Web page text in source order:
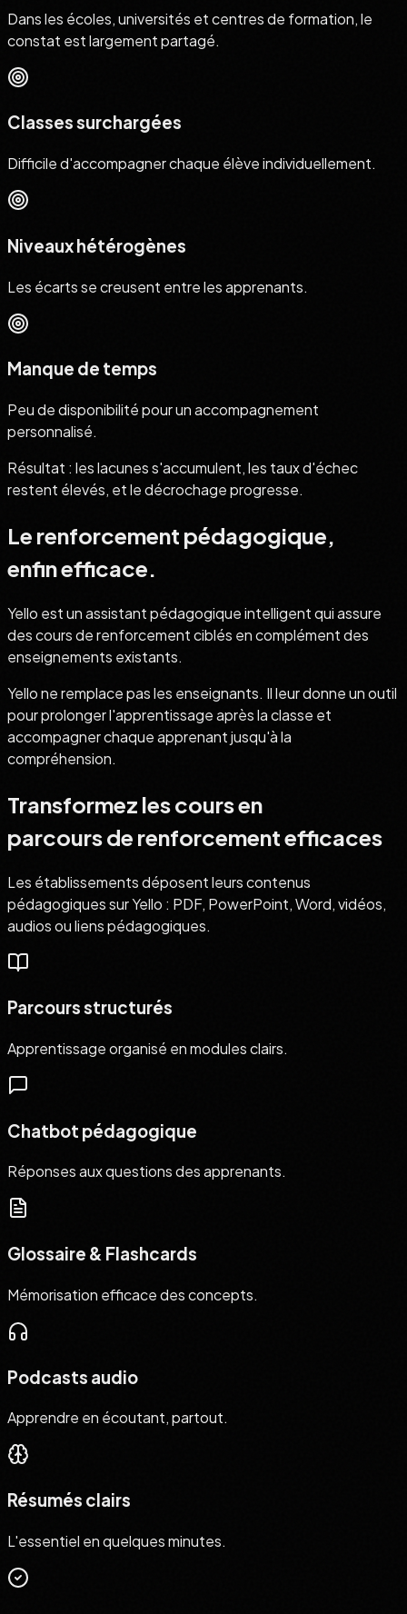
Dans les écoles, universités et centres de formation, le
constat est largement partagé.
Classes surchargées
Difficile d'accompagner chaque élève individuellement.
Niveaux hétérogènes
Les écarts se creusent entre les apprenants.
Manque de temps
Peu de disponibilité pour un accompagnement
personnalisé.
Résultat : les lacunes s'accumulent, les taux d'échec
restent élevés, et le décrochage progresse.
Le renforcement pédagogique,
enfin efficace.
Yello est un assistant pédagogique intelligent qui assure
des cours de renforcement ciblés en complément des
enseignements existants.
Yello ne remplace pas les enseignants. Il leur donne un outil
pour prolonger l'apprentissage après la classe et
accompagner chaque apprenant jusqu'à la
compréhension.
Transformez les cours en
parcours de renforcement efficaces
Les établissements déposent leurs contenus
pédagogiques sur Yello : PDF, PowerPoint, Word, vidéos,
audios ou liens pédagogiques.
Parcours structurés
Apprentissage organisé en modules clairs.
Chatbot pédagogique
Réponses aux questions des apprenants.
Glossaire & Flashcards
Mémorisation efficace des concepts.
Podcasts audio
Apprendre en écoutant, partout.
Résumés clairs
L'essentiel en quelques minutes.